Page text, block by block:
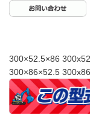
300×52.5×86
300×86×52.5